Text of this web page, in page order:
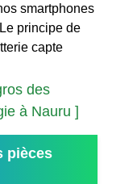
smartphones
principe de
capte
des
à Nauru ]
pièces